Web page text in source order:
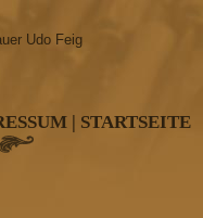
Udo Feig
| STARTSEITE